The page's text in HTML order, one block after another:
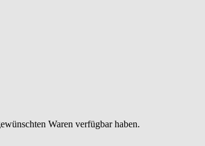
Waren verfügbar haben.